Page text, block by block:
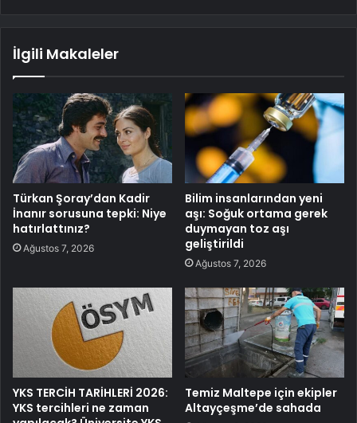
İlgili Makaleler
Türkan Şoray’dan Kadir
İnanır sorusuna tepki: Niye
hatırlattınız?
Ağustos 7, 2026
Bilim insanlarından yeni
aşı: Soğuk ortama gerek
duymayan toz aşı
geliştirildi
Ağustos 7, 2026
YKS TERCİH TARİHLERİ 2026:
YKS tercihleri ne zaman
Temiz Maltepe için ekipler
Altayçeşme’de sahada